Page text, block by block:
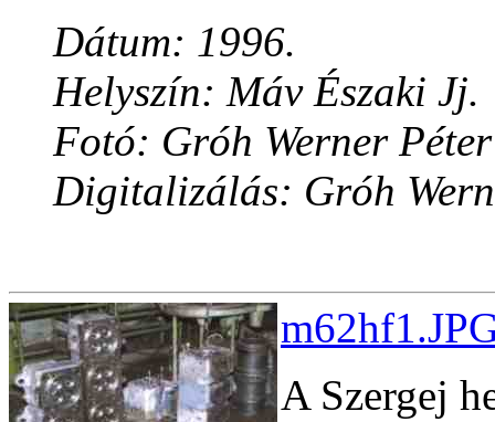
Dátum: 1996.
Helyszín: Máv Északi Jj.
Fotó: Gróh Werner Péter
Digitalizálás: Gróh
A Szergej